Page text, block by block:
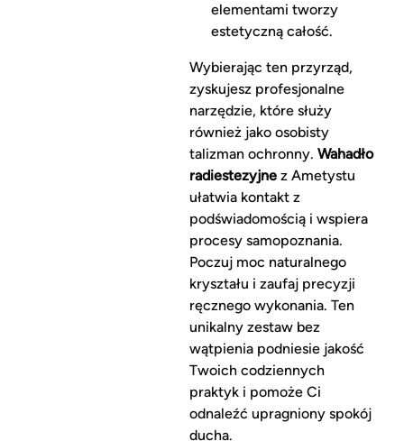
elementami tworzy
estetyczną całość.
Wybierając ten przyrząd,
zyskujesz profesjonalne
narzędzie, które służy
również jako osobisty
talizman ochronny. Wahadło
radiestezyjnez Ametystu
ułatwia kontakt z
podświadomością i wspiera
procesy samopoznania.
Poczuj moc naturalnego
kryształu i zaufaj precyzji
ręcznego wykonania. Ten
unikalny zestaw bez
wątpienia podniesie jakość
Twoich codziennych
praktyk i pomoże Ci
odnaleźć upragniony spokój
ducha.